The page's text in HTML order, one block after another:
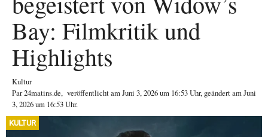
Bay: Filmkritik und
Highlights
Kultur
Par24matins.de, veröffentlicht amJuni 3, 2026um 16:53 Uhr, geändert am Juni
3, 2026 um 16:53 Uhr.
KULTUR